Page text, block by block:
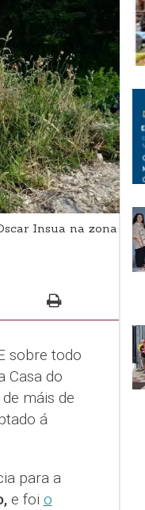
Insua na zona
sobre todo
Casa do
máis de
á
para a
e foi o